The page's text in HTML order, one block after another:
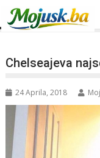
Chelseajeva
24 Aprila, 2018